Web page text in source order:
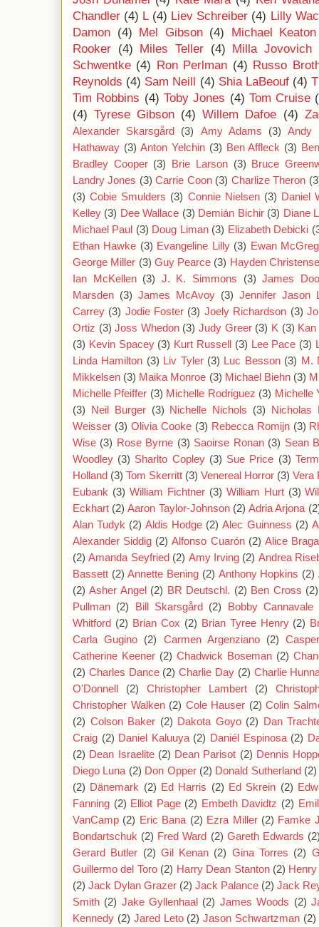
Chandler (4) L (4) Liev Schreiber (4) Lilly
Damon (4) Mel Gibson (4)
Michael Keaton
Rooker (4) Miles Teller (4) Milla Jovovich
Schwentke (4) Ron Perlman (4) Russo
Reynolds (4) Sam Neill (4) Shia LaBeouf (4)
Tim Robbins (4) Toby Jones (4) Tom Cruise
(4) Tyrese Gibson (4) Willem Dafoe (4)
Alexander Skarsgård (3) Amy Adams (3)
Andy
Hathaway (3) Anton Yelchin (3) Ben Affleck (3)
Bradley Cooper (3) Brie Larson (3) Bruce
Landry Jones (3) Carrie Coon (3) Charlize Theron
(3) Cobie Smulders (3) Connie Nielsen (3) Daniel
Kelley (3) Dee Wallace (3) Demián Bichir (3) Diane
Michael Paul (3) Doug Liman (3) Elizabeth Debicki
Ethan Hawke (3) Evangeline Lilly (3) Ewan
George Miller (3) Guy Pearce (3) Hayden
Ian McKellen (3) J. K. Simmons (3) James
Marsden (3) James McAvoy (3) Jennifer Jason
Carrey (3) Jodie Foster (3) Joely Richardson (3)
Ortiz (3) Joss Whedon (3) Judy Greer (3) K (3) Kan
(3) Kevin Spacey (3) Kurt Russell (3) Lee Pace (3)
Linda Hamilton (3) Liv Tyler (3) Luc Besson (3) M.
Mikkelsen (3) Maika Monroe (3) Michael Biehn (3)
Michelle Pfeiffer (3) Michelle Rodriguez (3) Michelle
(3) Neil Burger (3) Nichelle Nichols (3) Nicholas
Weisser (3) Olivia Cooke (3) Rebecca Romijn (3)
Wise (3) Rose Byrne (3) Saoirse Ronan (3) Sean
Woodley (3) Sharlto Copley (3) Sue Price (3)
Holland (3) Tom Skerritt (3) Venereal Horror (3) Vera
Eubank (3) William Fichtner (3) William Hurt (3)
Eckhart (2) Aaron Taylor-Johnson (2) Adria Arjona
Alan Tudyk (2) Aldis Hodge (2) Alec Guinness (2)
Alexander Siddig (2) Alfonso Cuarón (2) Alice Braga
(2) Amanda Seyfried (2) Amy Irving (2) Andrea
Bassett (2) Annette Bening (2) Anthony Hopkins (2)
(2) Asher Angel (2) BR Deutschl. (2) Ben Cross (2)
Pullman (2) Bill Skarsgård (2)
Bobby Cannavale
Whitford (2) Brian Cox (2) Brian Tyree Henry (2)
Carla Gugino (2) Carmen Argenziano (2)
Catherine Keener (2) Chadwick Boseman (2)
(2) Charles Dance (2) Charlie Day (2) Charlie
O'Donnell
(2) Christopher Lambert (2)
Christopher Walken (2) Cole Hauser (2) Colin
(2) Colson Baker (2) Dakota Goyo (2) Dan
Craig (2) Daniel Kaluuya (2) Daniél Espinosa (2)
(2) Dean Israelite (2) Dean Parisot (2) Dennis
Diego Luna (2) Don Opper (2) Donald Sutherland (2)
(2) Dänemark (2) Ed Harris (2) Ed Skrein (2)
Fanning (2) Elliot Page (2) Embeth Davidtz (2)
VanCamp (2) Eric Bana (2) Ezra Miller (2) Famke
Bondartschuk (2) Fred Ward (2) Gareth Edwards
Gerard Butler (2) Gil Kenan (2) Gina Torres (2)
Guillermo del Toro (2) Harry Dean Stanton (2)
(2) Jack Dylan Grazer (2) Jack Palance (2) Jack
Smith (2) Jake Gyllenhaal (2) James Woods (2)
Kennedy (2) Jared Leto (2) Jason Schwartzman (2)